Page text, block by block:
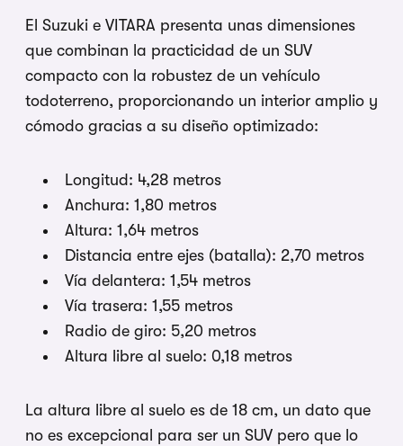
El Suzuki e VITARA presenta unas dimensiones
que combinan la practicidad de un SUV
compacto con la robustez de un vehículo
todoterreno, proporcionando un interior amplio y
cómodo gracias a su diseño optimizado:
Longitud: 4,28 metros
Anchura: 1,80 metros
Altura: 1,64 metros
Distancia entre ejes (batalla): 2,70 metros
Vía delantera: 1,54 metros
Vía trasera: 1,55 metros
Radio de giro: 5,20 metros
Altura libre al suelo: 0,18 metros
La altura libre al suelo es de 18 cm, un dato que
no es excepcional para ser un SUV pero que lo